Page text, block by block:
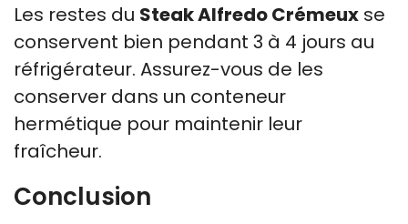
Les restes du Steak Alfredo Crémeux se
conservent bien pendant 3 à 4 jours au
réfrigérateur. Assurez-vous de les
conserver dans un conteneur
hermétique pour maintenir leur
fraîcheur.
Conclusion